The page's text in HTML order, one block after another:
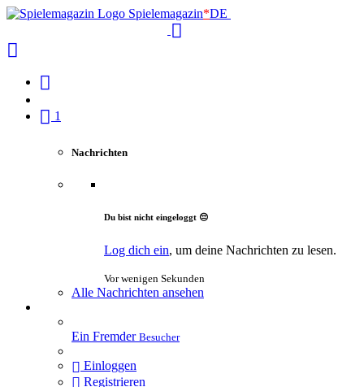
Spielemagazin*DE
1
Nachrichten
Du bist nicht eingeloggt 😔
Log dich ein, um deine Nachrichten zu lesen.
Vor wenigen Sekunden
Alle Nachrichten ansehen
Ein Fremder Besucher
Einloggen
Registrieren